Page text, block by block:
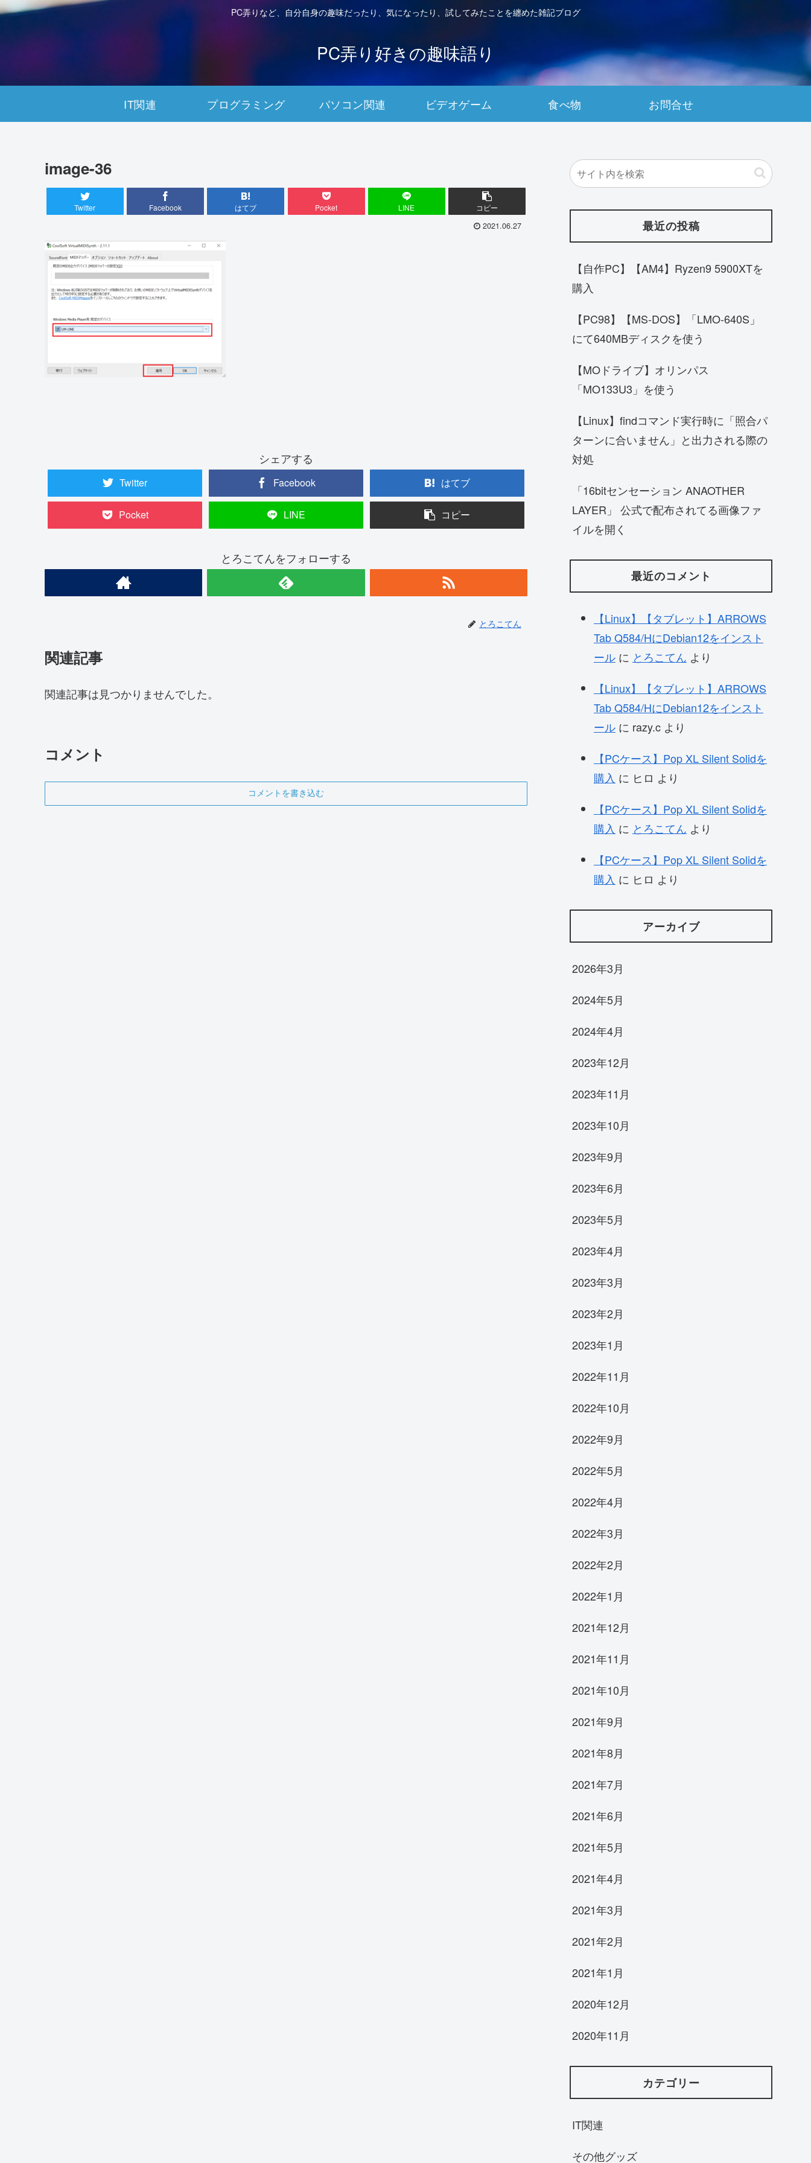
PC弄りなど、自分自身の趣味だったり、気になったり、試してみたことを纏めた雑記ブログ
PC弄り好きの趣味語り
IT関連 プログラミング パソコン関連 ビデオゲーム 食べ物 お問合せ
image-36
Twitter Facebook はてブ Pocket LINE コピー
2021.06.27
シェアする
Twitter Facebook はてブ
Pocket LINE コピー
とろこてんをフォローする
とろこてん
関連記事
関連記事は見つかりませんでした。
コメント
コメントを書き込む
最近の投稿
【自作PC】【AM4】Ryzen9 5900XTを
購入
【PC98】【MS-DOS】「LMO-640S」
にて640MBディスクを使う
【MOドライブ】オリンパス
「MO133U3」を使う
【Linux】findコマンド実行時に「照合パ
ターンに合いません」と出力される際の
対処
「16bitセンセーション ANAOTHER
LAYER」 公式で配布されてる画像ファ
イルを開く
最近のコメント
【Linux】【タブレット】ARROWS
Tab Q584/HにDebian12をインスト
ール に とろこてん より
【Linux】【タブレット】ARROWS
Tab Q584/HにDebian12をインスト
ール に razy.c より
【PCケース】Pop XL Silent Solidを
購入 に ヒロ より
【PCケース】Pop XL Silent Solidを
購入 に とろこてん より
【PCケース】Pop XL Silent Solidを
購入 に ヒロ より
アーカイブ
2026年3月
2024年5月
2024年4月
2023年12月
2023年11月
2023年10月
2023年9月
2023年6月
2023年5月
2023年4月
2023年3月
2023年2月
2023年1月
2022年11月
2022年10月
2022年9月
2022年5月
2022年4月
2022年3月
2022年2月
2022年1月
2021年12月
2021年11月
2021年10月
2021年9月
2021年8月
2021年7月
2021年6月
2021年5月
2021年4月
2021年3月
2021年2月
2021年1月
2020年12月
2020年11月
カテゴリー
IT関連
その他グッズ